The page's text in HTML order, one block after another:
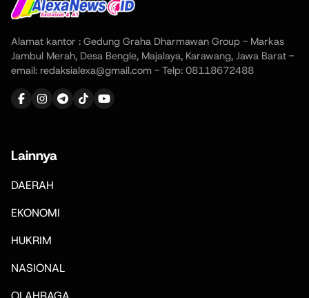
Alamat kantor : Gedung Graha Dharmawan Group - Markas
Jambul Merah, Desa Bengle, Majalaya, Karawang, Jawa Barat -
email: redaksialexa@gmail.com - Telp: 08118672488
Lainnya
DAERAH
EKONOMI
HUKRIM
NASIONAL